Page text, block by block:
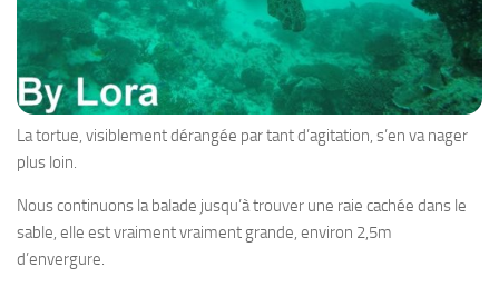
La tortue, visiblement dérangée par tant d’agitation, s’en va nager
plus loin.
Nous continuons la balade jusqu’à trouver une raie cachée dans le
sable, elle est vraiment vraiment grande, environ 2,5m
d’envergure.